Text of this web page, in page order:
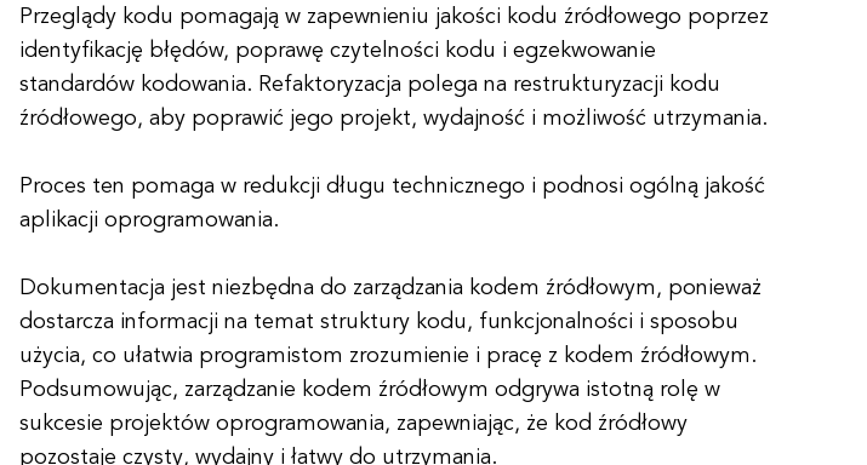
Przeglądy kodu pomagają w zapewnieniu jakości kodu źródłowego poprzez
identyfikację błędów, poprawę czytelności kodu i egzekwowanie
standardów kodowania. Refaktoryzacja polega na restrukturyzacji kodu
źródłowego, aby poprawić jego projekt, wydajność i możliwość utrzymania.
Proces ten pomaga w redukcji długu technicznego i podnosi ogólną jakość
aplikacji oprogramowania.
Dokumentacja jest niezbędna do zarządzania kodem źródłowym, ponieważ
dostarcza informacji na temat struktury kodu, funkcjonalności i sposobu
użycia, co ułatwia programistom zrozumienie i pracę z kodem źródłowym.
Podsumowując, zarządzanie kodem źródłowym odgrywa istotną rolę w
sukcesie projektów oprogramowania, zapewniając, że kod źródłowy
pozostaje czysty, wydajny i łatwy do utrzymania.